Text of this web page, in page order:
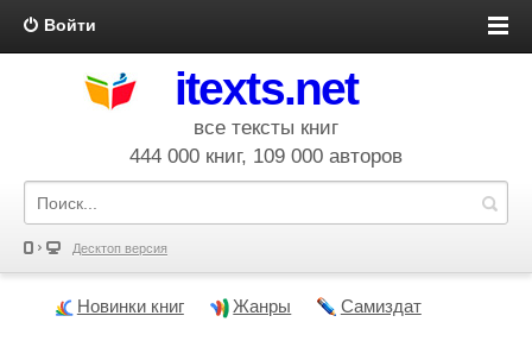
Войти
itexts.net
все тексты книг
444 000 книг, 109 000 авторов
Десктоп версия
Новинки книг Жанры Самиздат